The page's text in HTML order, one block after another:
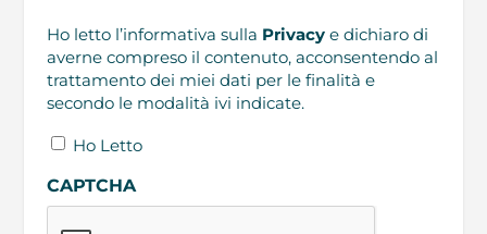
Ho letto l’informativa sulla Privacye dichiaro di
averne compreso il contenuto, acconsentendo al
trattamento dei miei dati per le finalità e
secondo le modalità ivi indicate.
Ho Letto
CAPTCHA